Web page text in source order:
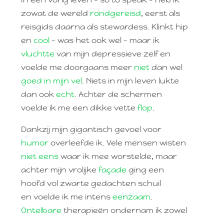
zowat de wereld rondgereisd, eerst als
reisgids daarna als stewardess. Klinkt hip
encool – was het ook wel – maar ik
vluchtte van mijn depressieve zelf en
voelde me doorgaans meer nietdan wel
goed in mijn vel. Niets in mijn leven lukte
dan ookecht. Achter de schermen
voelde ik me een dikke vetteflop.
Dankzij mijn gigantisch gevoel voor
humoroverleefde ik. Vele mensen wisten
niet eenswaar ik mee worstelde, maar
achter mijn vrolijkefaçade ging een
hoofd vol zwarte gedachten schuil
en voelde ik me intenseenzaam.
Ontelbare therapieën ondernam ik zowel